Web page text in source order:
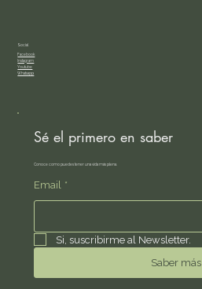
Social
Facebook
Instagram
Youtube
Whatsapp
Sé el primero en saber
Conoce como puedes tener una vida más plena.
Email *
Si, suscribirme al Newsletter.
Saber más